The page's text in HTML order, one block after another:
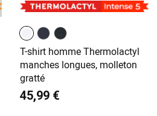
T-shirt homme Thermolactyl
manches longues, molleton
gratté
45,99 €